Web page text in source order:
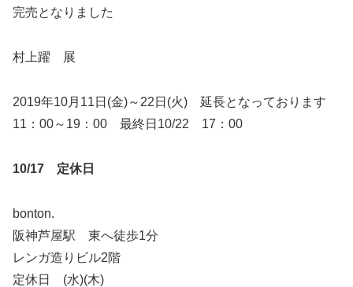
完売となりました
村上躍 展
2019年10月11日(金)～22日(火) 延長となっております
11：00～19：00 最終日10/22 17：00
10/17 定休日
bonton.
阪神芦屋駅 東へ徒歩1分
レンガ造りビル2階
定休日 (水)(木)